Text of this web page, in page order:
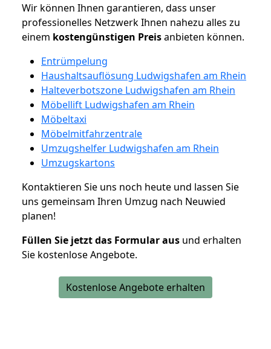
Wir können Ihnen garantieren, dass unser
professionelles Netzwerk Ihnen nahezu alles zu
einem kostengünstigen Preisanbieten können.
Entrümpelung
Haushaltsauflösung Ludwigshafen am Rhein
Halteverbotszone Ludwigshafen am Rhein
Möbellift Ludwigshafen am Rhein
Möbeltaxi
Möbelmitfahrzentrale
Umzugshelfer Ludwigshafen am Rhein
Umzugskartons
Kontaktieren Sie uns noch heute und lassen Sie
uns gemeinsam Ihren Umzug nach Neuwied
planen!
Füllen Sie jetzt das Formular aus und erhalten
Sie kostenlose Angebote.
Kostenlose Angebote erhalten